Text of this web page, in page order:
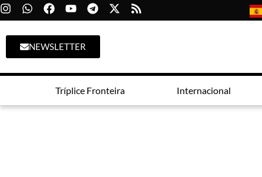
NEWSLETTER
Tríplice Fronteira Internacional